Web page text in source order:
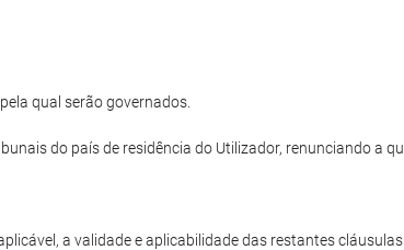
qual serão governados.
do país de residência do Utilizador, renunciando a
a validade e aplicabilidade das restantes